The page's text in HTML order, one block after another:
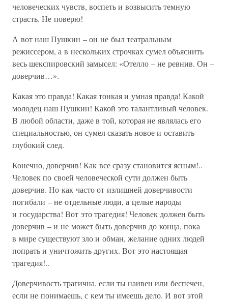
человеческих чувств, воспеть и возвысить темную
страсть. Не поверю!
А вот наш Пушкин – он не был театральным
режиссером, а в нескольких строчках сумел объяснить
весь шекспировский замысел: «Отелло – не ревнив. Он –
доверчив…».
Какая это правда! Какая тонкая и умная правда! Какой
молодец наш Пушкин! Какой это талантливый человек.
В любой области, даже в той, которая не являлась его
специальностью, он сумел сказать новое и оставить
глубокий след.
Конечно, доверчив! Как все сразу становится ясным!..
Человек по своей человеческой сути должен быть
доверчив. Но как часто от излишней доверчивости
погибали – не отдельные люди, а целые народы
и государства! Вот это трагедия! Человек должен быть
доверчив – и не может быть доверчив до конца, пока
в мире существуют зло и обман, желание одних людей
попрать и уничтожить других. Вот это настоящая
трагедия!..
Доверчивость трагична, если ты наивен или беспечен,
если не понимаешь, с кем ты имеешь дело. И вот этой